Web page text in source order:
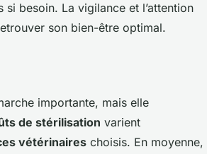
besoin. La vigilance et l’attention
son bien-être optimal.
importante, mais elle
de stérilisation varient
vétérinaires choisis. En moyenne,